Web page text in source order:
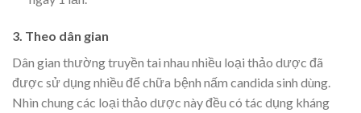
3. Theo dân gian
Dân gian thường truyền tai nhau nhiều loại thảo dược đã
được sử dụng nhiều để chữa bệnh nấm candida sinh dùng.
Nhìn chung các loại thảo dược này đều có tác dụng kháng